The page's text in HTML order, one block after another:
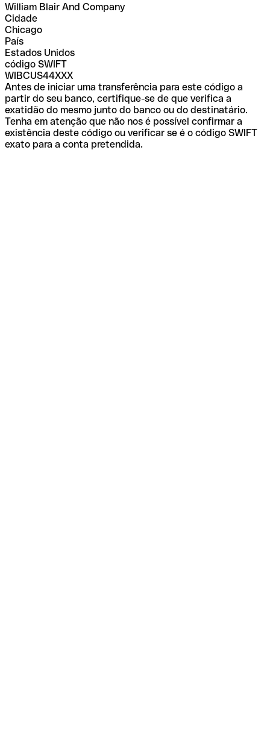
William Blair And Company
Cidade
Chicago
País
Estados Unidos
código SWIFT
WIBCUS44XXX
Antes de iniciar uma transferência para este código a
partir do seu banco, certifique-se de que verifica a
exatidão do mesmo junto do banco ou do destinatário.
Tenha em atenção que não nos é possível confirmar a
existência deste código ou verificar se é o código SWIFT
exato para a conta pretendida.